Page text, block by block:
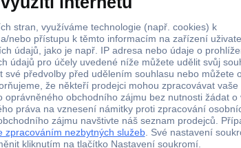
zlatá
červená
audio
adaptér